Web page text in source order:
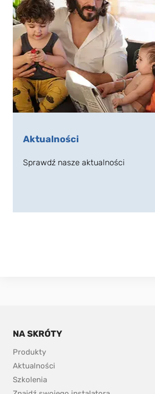
Aktualności
Sprawdź nasze aktualności
NA SKRÓTY
Produkty
Aktualności
Szkolenia